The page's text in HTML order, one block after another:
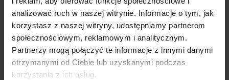
analizować ruch w naszej witrynie. Informacje o tym, jak
korzystasz z naszej witryny, udostępniamy partnerom
społecznościowym, reklamowym i analitycznym.
Partnerzy mogą połączyć te informacje z innymi danymi
otrzymanymi od Ciebie lub uzyskanymi podczas
korzystania z ich usług.
Numer produktu:MU_PC_3422_PGE
Opis
• Informacje o tkaninie 3422: • 52% Odbicie • 26%
Absorpcja • 22% Przepuszczalność światła • półprzez…